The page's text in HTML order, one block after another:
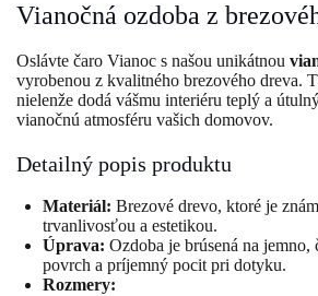
Vianočná ozdoba z
Oslávte čaro Vianoc s našou unikátnou
vyrobenou z kvalitného brezového dreva.
nielenže dodá vášmu interiéru teplý a
vianočnú atmosféru vašich domovov.
Detailný popis produktu
Materiál: Brezové drevo, ktoré je
trvanlivosťou a estetikou.
Úprava: Ozdoba je brúsená na
povrch a príjemný pocit pri dotyku.
Rozmery: